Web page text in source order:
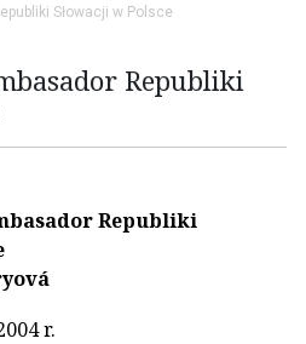
Słowacji w Polsce
Republiki
Republiki
r.